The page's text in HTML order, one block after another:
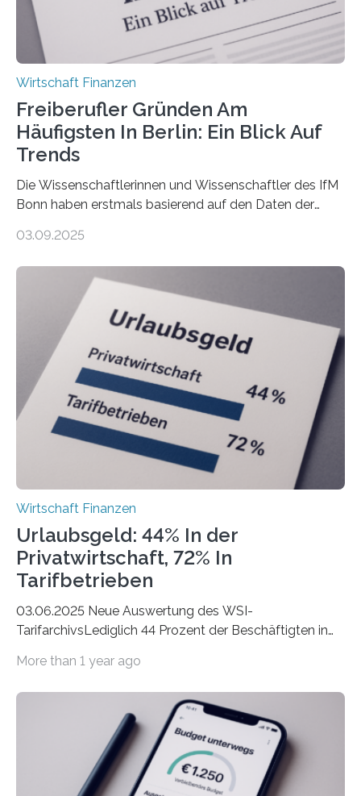
Wirtschaft Finanzen
Freiberufler Gründen Am
Häufigsten In Berlin: Ein Blick Auf
Trends
Die Wissenschaftlerinnen und Wissenschaftler des IfM
Bonn haben erstmals basierend auf den Daten der
Landkreise mit den meisten Gründungen von
ist demnach Berlin. Betrachtet man nur die Gründungen
der Freiberuflerinnen, so liegt Leipzig an der Spitze. In
Berlin starteten in 2024 die meisten Personen in eine
eigene freiberufliche Existenz, dahinter folgten die
Städte Hamburg, München und Köln. Betrachtet man
hingegen die Existenzgründungsintensität – die Anzahl
der freiberuflichen Gründungen je…
03.09.2025
Wirtschaft Finanzen
Urlaubsgeld: 44% In der
Privatwirtschaft, 72% In
Tarifbetrieben
03.06.2025 Neue Auswertung des WSI-
TarifarchivsLediglich 44 Prozent der Beschäftigten in
tarifgebundenen Betrieben ist der Anteil mit 72 Prozent
Unterkünfte fast überall deutlich teurer geworden. Für
viele Beschäftigte ist deshalb das zumeist im Juni oder
Juli ausgezahlte Urlaubsgeld ein wichtiger Faktor, um
sich den wohlverdienten Jahresurlaub leisten zu
können. Allerdings erhält mit 44 Prozent noch nicht
More than 1 year ago